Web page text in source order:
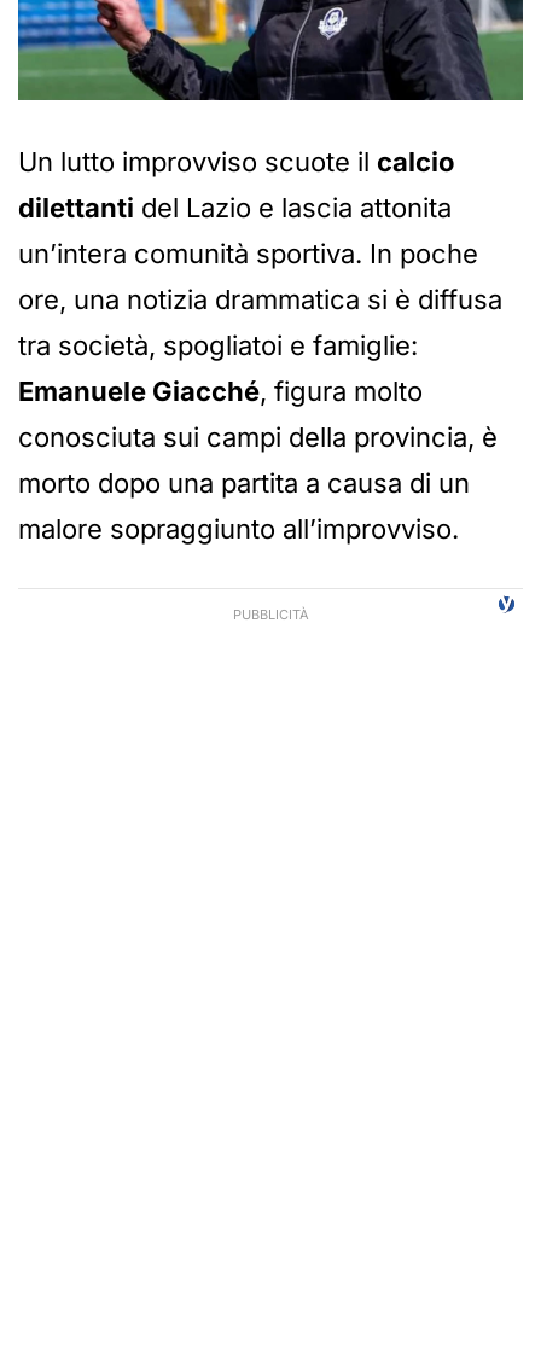
Un lutto improvviso scuote il calcio
dilettanti del Lazio e lascia attonita
un’intera comunità sportiva. In poche
ore, una notizia drammatica si è diffusa
tra società, spogliatoi e famiglie:
Emanuele Giacché, figura molto
conosciuta sui campi della provincia, è
morto dopo una partita a causa di un
malore sopraggiunto all’improvviso.